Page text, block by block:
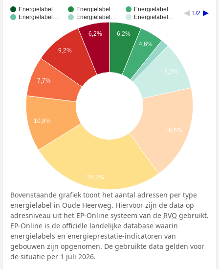
Energielabel… Energielabel…
Energielabel…
Energielabel…
Energielabel… Energielabel…
1/2
6,2%
4,6%
9,2%
18,5%
6,2%
9,2%
7,7%
10,8%
26,2%
Bovenstaande grafiek toont het aantal adressen per type
energielabel in Oude Heerweg. Hiervoor zijn de data op
adresniveau uit het EP-Online systeem van de RVO gebruikt.
EP-Online is de officiële landelijke database waarin
energielabels en energieprestatie-indicatoren van
gebouwen zijn opgenomen. De gebruikte data gelden voor
de situatie per 1 juli 2026.